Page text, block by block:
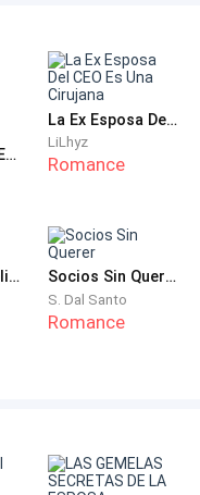
agua. Fue
frio por lo que
dio y de tan solo
después de
Se limitó a ir al
húmeda.
esa culpa
DIVORCIADA DEL CEO ARREPENTIDO: ¡Vuelve con mis Trillizos!
La Ex Esposa Del CEO Es Una Cirujana
LiLhyz
Romance
Matrimonio obligado Socios Sin Querer
S. Dal Santo
Romance